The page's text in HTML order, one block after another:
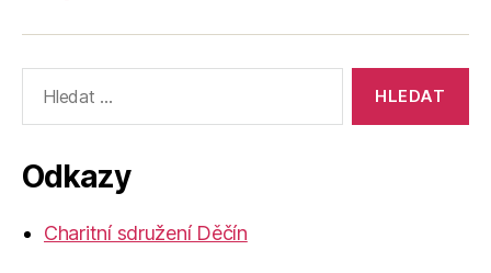
vyhledávání:
Odkazy
Charitní sdružení Děčín